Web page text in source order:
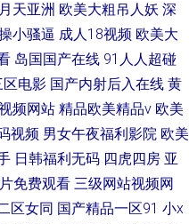
天亚洲 欧美大粗吊人妖 深
小骚逼 成人18视频 欧美大
岛国国产在线 91人人超碰
区电影 国产内射后入在线 黄
频网站 精品欧美精品v 欧美
视频 男女午夜福利影院 欧美
日韩福利无码 四虎四房 亚
免费观看 三级网站视频网
区女同 国产精品一区91 小x